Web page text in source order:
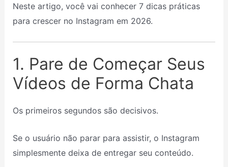
Neste artigo, você vai conhecer 7 dicas práticas
para crescer no Instagram em 2026.
1. Pare de Começar Seus
Vídeos de Forma Chata
Os primeiros segundos são decisivos.
Se o usuário não parar para assistir, o Instagram
simplesmente deixa de entregar seu conteúdo.